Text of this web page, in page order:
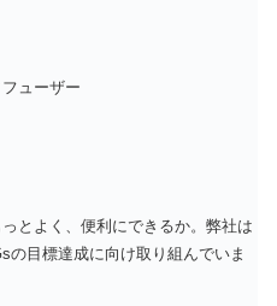
ューザー
とよく、便利にできるか。弊社は
の目標達成に向け取り組んでいま